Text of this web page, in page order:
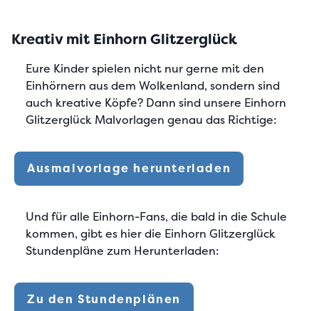
Kreativ mit Einhorn Glitzerglück
Eure Kinder spielen nicht nur gerne mit den
Einhörnern aus dem Wolkenland, sondern sind
auch kreative Köpfe? Dann sind unsere Einhorn
Glitzerglück Malvorlagen genau das Richtige:
Ausmalvorlage herunterladen
Und für alle Einhorn-Fans, die bald in die Schule
kommen, gibt es hier die Einhorn Glitzerglück
Stundenpläne zum Herunterladen:
Zu den Stundenplänen